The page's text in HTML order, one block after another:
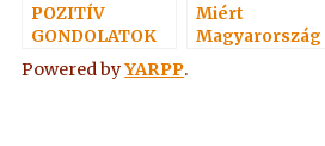
POZITÍV
GONDOLATOK
43.
Miért
Magyarország
Powered byYARPP.